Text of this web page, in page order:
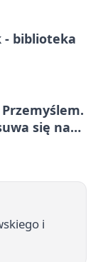
- biblioteka
się na
i